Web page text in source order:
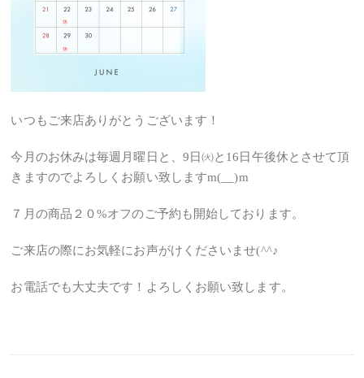
いつもご来店ありがとうございます！
今月のお休みは毎週月曜日と、9日㈫と16日午後休とさせて頂
きますのでよろしくお願い致しますm(__)m
７月の商品２０%オフのご予約も開始しております。
ご来店の際にお気軽にお声がけくださいませ(^^♪
お電話でも大丈夫です！よろしくお願い致します。